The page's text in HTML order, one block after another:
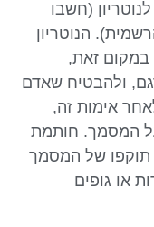
(חשבו
הנוטריון
במקום זאת,
ולהבטיח שאדם
אימות זה,
המסמך. חותמת
של המסמך
או גופים